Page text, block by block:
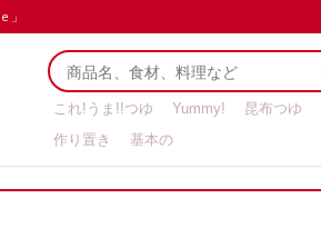
これ!うま!!つゆ Yummy! 昆布つゆ
作り置き
基本の